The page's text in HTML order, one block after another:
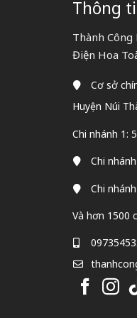
Thông
Thành
Điện Hoa
Cơ sở
Huyện Núi
Chi nhánh 1:
Chi
Chi
Và hơn 1500